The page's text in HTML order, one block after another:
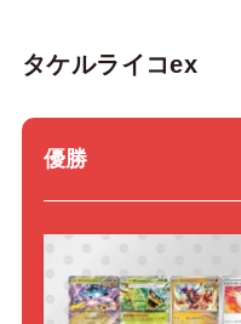
タケルライコex
優勝